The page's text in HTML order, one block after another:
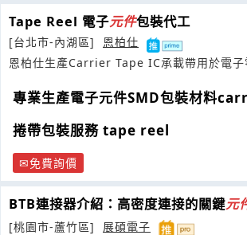
Tape Reel 電子元件包裝代工
[台北市-內湖區]
恩柏仕
恩柏仕生產Carrier Tape IC承載帶用於電子
專業生產電子元件SMD包裝材料
捲帶包裝服務 tape reel
免費詢價
BTB連接器介紹：高密度連接的關鍵元
[桃園市-蘆竹區]
展碩電子